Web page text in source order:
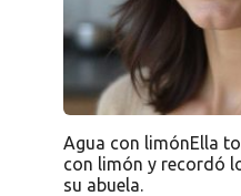
Agua con limónElla
con limón y recordó
su abuela.